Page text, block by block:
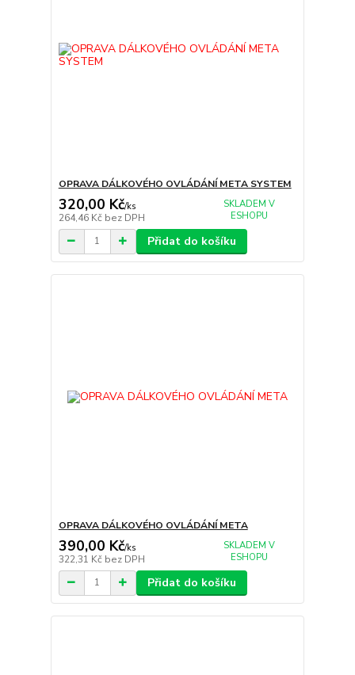
OPRAVA DÁLKOVÉHO OVLÁDÁNÍ META SYSTEM
320,00 Kč/ks
264,46 Kč bez DPH
SKLADEM V
ESHOPU
Přidat do košíku
OPRAVA DÁLKOVÉHO OVLÁDÁNÍ META
390,00 Kč/ks
322,31 Kč bez DPH
SKLADEM V
ESHOPU
Přidat do košíku